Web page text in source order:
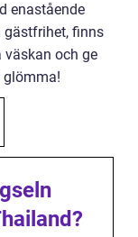
enastående
gästfrihet, finns
och ge
glömma!